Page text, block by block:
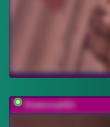
Ekaterina2221